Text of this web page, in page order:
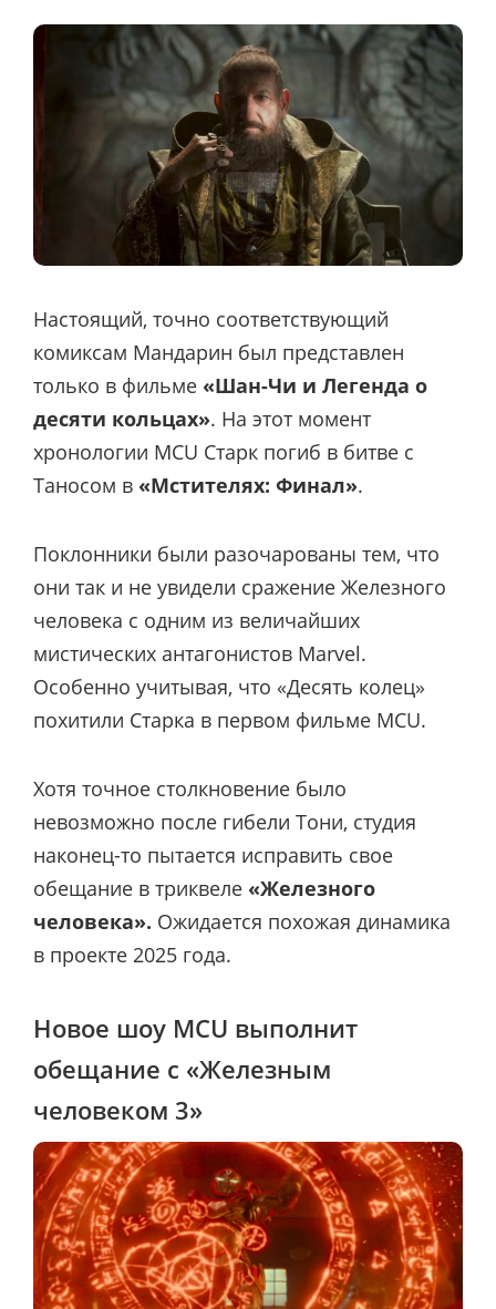
Настоящий, точно соответствующий
комиксам Мандарин был представлен
только в фильме «Шан-Чи и Легенда о
десяти кольцах». На этот момент
хронологии MCU Старк погиб в битве с
Таносом в «Мстителях: Финал».
Поклонники были разочарованы тем, что
они так и не увидели сражение Железного
человека с одним из величайших
мистических антагонистов Marvel.
Особенно учитывая, что «Десять колец»
похитили Старка в первом фильме MCU.
Хотя точное столкновение было
невозможно после гибели Тони, студия
наконец-то пытается исправить свое
обещание в триквеле «Железного
человека». Ожидается похожая динамика
в проекте 2025 года.
Новое шоу MCU выполнит
обещание с «Железным
человеком 3»